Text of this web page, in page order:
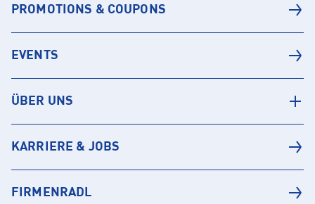
PROMOTIONS & COUPONS
EVENTS
ÜBER UNS
KARRIERE & JOBS
FIRMENRADL